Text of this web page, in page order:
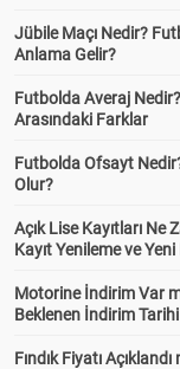
Jübile Maçı Nedir?
Anlama Gelir?
Futbolda Averaj
Arasındaki Farklar
Futbolda Ofsayt
Olur?
Açık Lise Kayıtları
Kayıt Yenileme ve
Motorine İndirim Var
Beklenen İndirim Tarihi
Fındık Fiyatı